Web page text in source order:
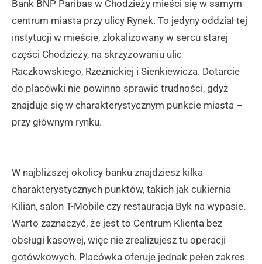
Bank BNP Paribas w Chodzieży mieści się w samym
centrum miasta przy ulicy Rynek. To jedyny oddział tej
instytucji w mieście, zlokalizowany w sercu starej
części Chodzieży, na skrzyżowaniu ulic
Raczkowskiego, Rzeźnickiej i Sienkiewicza. Dotarcie
do placówki nie powinno sprawić trudności, gdyż
znajduje się w charakterystycznym punkcie miasta –
przy głównym rynku.
W najbliższej okolicy banku znajdziesz kilka
charakterystycznych punktów, takich jak cukiernia
Kilian, salon T-Mobile czy restauracja Byk na wypasie.
Warto zaznaczyć, że jest to Centrum Klienta bez
obsługi kasowej, więc nie zrealizujesz tu operacji
gotówkowych. Placówka oferuje jednak pełen zakres